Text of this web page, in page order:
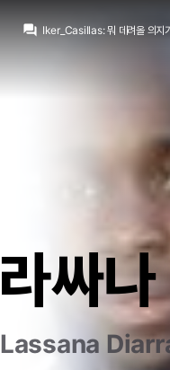
question_answer Iker_Casillas:뭐 데려올 의지가
MARCA) 비니시우스,
로드리가 바르샤가서 안
기자들한테 놀
결론은 미리 정
두 달 동안 답보 상태
싸
Lassana